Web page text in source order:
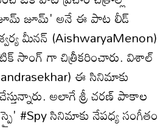
జూమ్' అనే ఈ పాట లీడ్
మీనన్ (AishwaryaMenon)
సాంగ్ గా చిత్రీకరించారు. విశాల్
ఈ సినిమాకు
అలాగే శ్రీ చరణ్ పాకాల
#Spy సినిమాకు నేపధ్య సంగీతం